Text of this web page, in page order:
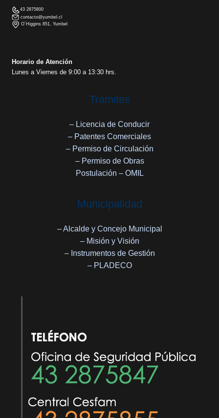
43 2875800
contacto@yumbel.cl
O´Higgins 851, Yumbel
Horario de Atención
Lunes a Viernes de 9:00 a 13:30 hrs.
Trámites
– Licencia de Conducir
– Patentes Comerciales
– Permiso de Circulación
– Permiso de Obras
Postulación – OMIL
Municipalidad
– Alcalde y Concejo Municipal
– Misión y Visión
– Instrumentos de Gestión
– PLADECO